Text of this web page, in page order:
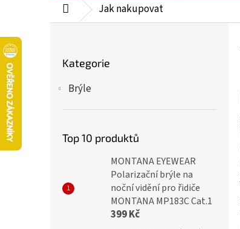
DomůJak nakupovat
kategorie
Kategorie
Brýle
Top 10 produktů
MONTANA EYEWEAR
Polarizační brýle na
noční vidění pro řidiče
MONTANA MP183C Cat.1
399 Kč